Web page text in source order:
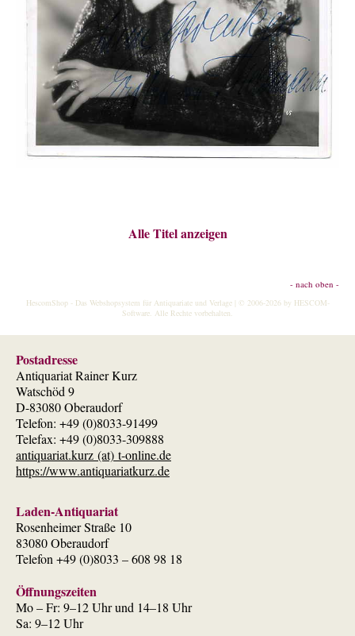
Alle Titel anzeigen
- nach oben -
HescomShop- Das Webshopsystem für Antiquariate und Verlage | © 2006-2026 by HESCOM-
Software. Alle Rechte vorbehalten.
Postadresse
Antiquariat Rainer Kurz
Watschöd 9
D-83080 Oberaudorf
Telefon: +49 (0)8033-91499
Telefax: +49 (0)8033-309888
antiquariat.kurz (at) t-online.de
https://www.antiquariatkurz.de
Laden-Antiquariat
Rosenheimer Straße 10
83080 Oberaudorf
Telefon +49 (0)8033 – 608 98 18
Öffnungszeiten
Mo – Fr: 9–12 Uhr und 14–18 Uhr
Sa: 9–12 Uhr